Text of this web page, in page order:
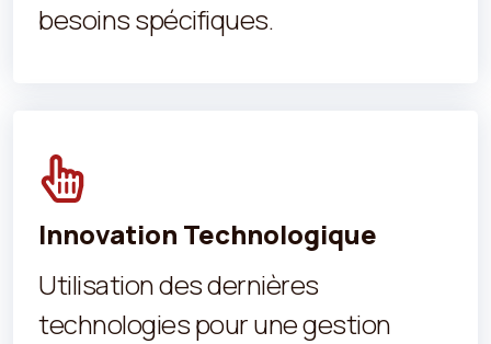
besoins spécifiques.
Innovation Technologique
Utilisation des dernières
technologies pour une gestion